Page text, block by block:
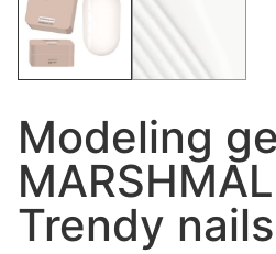
Modeling
Trendy nails